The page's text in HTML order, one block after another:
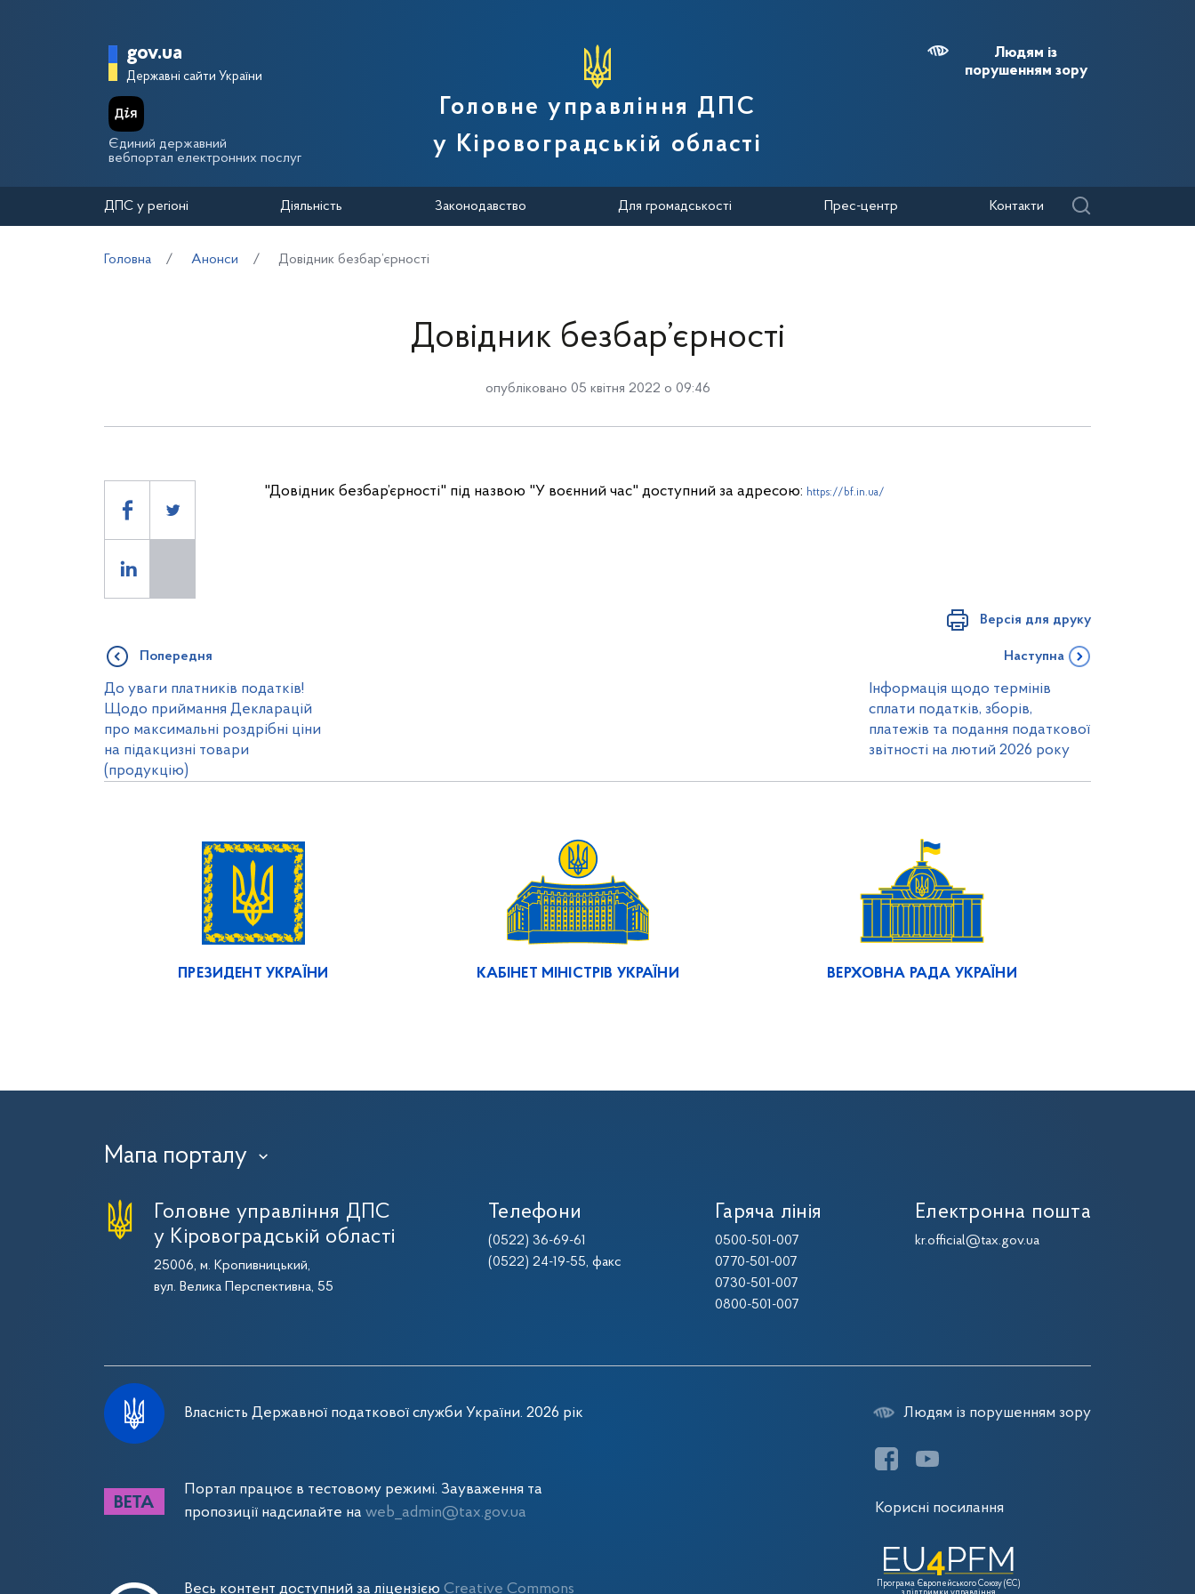
Головна сторінка Державної податкової служби України
gov.ua
Державні сайти України
Єдиний державний
вебпортал електронних послуг
Головне управління ДПС
у Кіровоградській області
Людям із
порушенням зору
ДПС у регіоні Діяльність Законодавство Для громадськості Прес-центр Контакти
Головна Анонси Довідник безбар’єрності
Довідник безбар’єрності
опубліковано 05 квітня 2022 о 09:46
"Довідник безбар’єрності" під назвою "У воєнний час" доступний за адресою: https://bf.in.ua/
Версія для друку
Попередня
До уваги платників податків!
Щодо приймання Декларацій
про максимальні роздрібні ціни
на підакцизні товари
(продукцію)
Наступна
Інформація щодо термінів
сплати податків, зборів,
платежів та подання податкової
звітності на лютий 2026 року
ПРЕЗИДЕНТ УКРАЇНИ КАБІНЕТ МІНІСТРІВ УКРАЇНИ ВЕРХОВНА РАДА УКРАЇНИ
Мапа порталу ›
Головне управління ДПС
у Кіровоградській області
25006, м. Кропивницький,
вул. Велика Перспективна, 55
Телефони
(0522) 36-69-61
(0522) 24-19-55, факс
Гаряча лінія
0500-501-007
0770-501-007
0730-501-007
0800-501-007
Електронна пошта
kr.official@tax.gov.ua
Власність Державної податкової служби України. 2026 рік
Портал працює в тестовому режимі. Зауваження та
пропозиції надсилайте на web_admin@tax.gov.ua
Весь контент доступний за ліцензією Creative Commons
Людям із порушенням зору
Корисні посилання
Програма Європейського Союзу (ЄС)